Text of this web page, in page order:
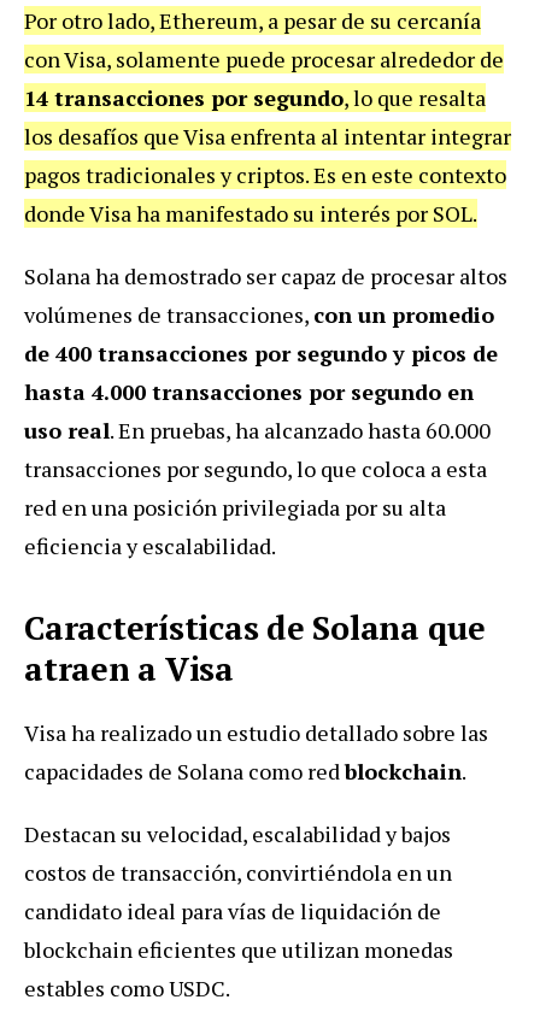
Por otro lado, Ethereum, a pesar de su cercanía
con Visa, solamente puede procesar alrededor de
14 transacciones por segundo, lo que resalta
los desafíos que Visa enfrenta al intentar integrar
pagos tradicionales y criptos. Es en este contexto
donde Visa ha manifestado su interés por SOL.
Solana ha demostrado ser capaz de procesar altos
volúmenes de transacciones, con un promedio
de 400 transacciones por segundo y picos de
hasta 4.000 transacciones por segundo en
uso real. En pruebas, ha alcanzado hasta 60.000
transacciones por segundo, lo que coloca a esta
red en una posición privilegiada por su alta
eficiencia y escalabilidad.
Características de Solana que
atraen a Visa
Visa ha realizado un estudio detallado sobre las
capacidades de Solana como redblockchain.
Destacan su velocidad, escalabilidad y bajos
costos de transacción, convirtiéndola en un
candidato ideal para vías de liquidación de
blockchain eficientes que utilizan monedas
estables como USDC.